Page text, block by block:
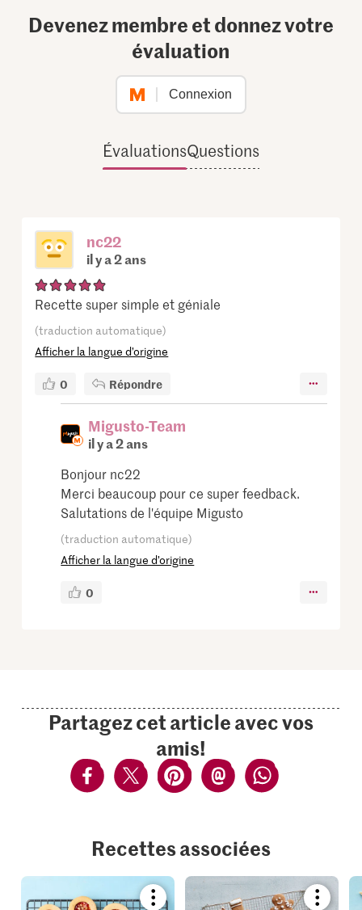
Devenez membre et donnez votre
évaluation
Connexion
ÉvaluationsQuestions
nc22
il y a 2 ans
Recette super simple et géniale
(traduction automatique)
Afficher la langue d’origine
0 Répondre
Migusto-Team
il y a 2 ans
Bonjour nc22
Merci beaucoup pour ce super feedback.
Salutations de l'équipe Migusto
(traduction automatique)
Afficher la langue d’origine
0
Partagez cet article avec vos
amis!
Recettes associées
Bookmark